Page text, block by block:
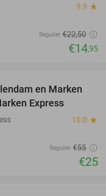
9.9 star
Regulier €22,50
€14,95
55%
en Marken
Express
10.0 star
Regulier €55
€25